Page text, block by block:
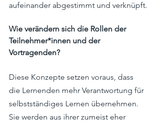
aufeinander abgestimmt und verknüpft.
Wie verändern sich die Rollen der
Teilnehmer*innen und der
Vortragenden?
Diese Konzepte setzen voraus, dass
die Lernenden mehr Verantwortung für
selbstständiges Lernen übernehmen.
Sie werden aus ihrer zumeist eher